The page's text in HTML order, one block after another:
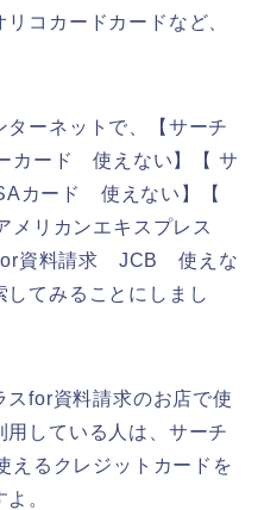
コカードカードなど、
ーネットで、【サーチ
カード 使えない】【 サ
カード 使えない】【
メリカンエキスプレス
for資料請求 JCB 使えな
てみることにしまし
スfor資料請求のお店で使
用している人は、サーチ
えるクレジットカードを
。